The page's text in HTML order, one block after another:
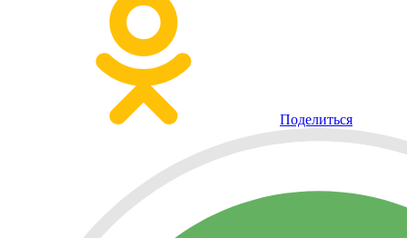
Поделиться